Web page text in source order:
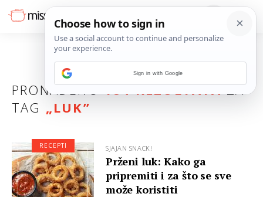
PRONAĐENO184 REZULTATAZA
TAG „LUK”
SJAJAN SNACK!
Prženi luk: Kako ga
pripremiti i za što se sve
može koristiti
RECEPTI
Sign in with Google